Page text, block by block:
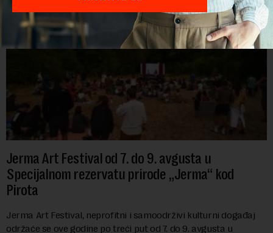
Jerma Art Festival od 7. do 9. avgusta u
Specijalnom rezervatu prirode „Jerma“ kod
Pirota
Jerma Art Festival, neprofitni i samoodrživi kulturni događaj
održaće se ove godine po treći put od 7. do 9. avgusta u